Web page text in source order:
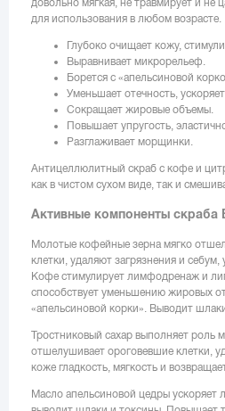
довольно мягкая, не травмирует и не
для использования в любом возрасте.
Глубоко очищает кожу,
Выравнивает микрорельеф.
Борется с «апельсиновой
Уменьшает отечность,
Сокращает жировые объемы.
Повышает упругость,
Разглаживает морщинки.
Антицеллюлитный скраб с кофе и
как в чистом сухом виде, так и
Активные компоненты скраба
Молотые кофейные зерна мягко
клетки, удаляют загрязнения и
Кофе стимулирует лимфодренаж и
способствует уменьшению жировых
«апельсиновой корки». Выводит
Тростниковый сахар выполняет роль
отшелушивает ороговевшие клетки,
коже гладкость, мягкость и
Масло апельсиновой цедры